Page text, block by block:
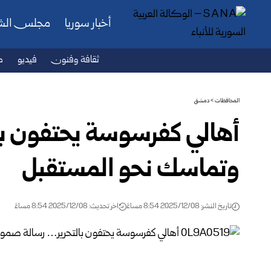
أخبار سوريا مجلس
ثقافة وفنون فيديو
المحافظات>دمشق
أهالي كفرسوسة يحتفون
وتماسك نحو المستقبل
تاريخ النشر: 2025/12/08 8:54 مساءً اخر تحديث: 2025/12/08 8:54 مساءً